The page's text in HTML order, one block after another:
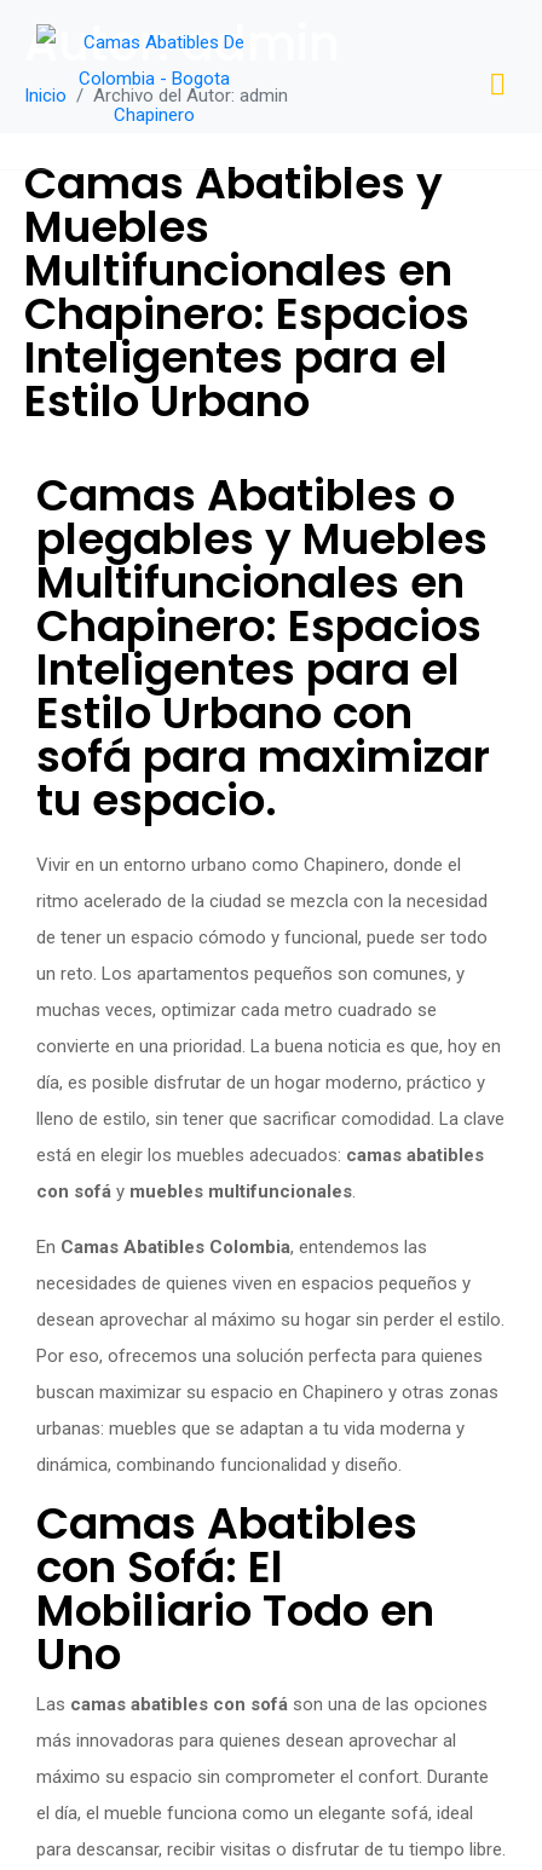
Autor:admin
Inicio Archivo del Autor: admin
Camas Abatibles y
Muebles
Multifuncionales en
Chapinero: Espacios
Inteligentes para el
Estilo Urbano
Camas Abatibles o
plegables y Muebles
Multifuncionales en
Chapinero: Espacios
Inteligentes para el
Estilo Urbano con
sofá para maximizar
tu espacio.
Vivir en un entorno urbano como Chapinero, donde el
ritmo acelerado de la ciudad se mezcla con la necesidad
de tener un espacio cómodo y funcional, puede ser todo
un reto. Los apartamentos pequeños son comunes, y
muchas veces, optimizar cada metro cuadrado se
convierte en una prioridad. La buena noticia es que, hoy en
día, es posible disfrutar de un hogar moderno, práctico y
lleno de estilo, sin tener que sacrificar comodidad. La clave
está en elegir los muebles adecuados: camas abatibles
con sofá y muebles multifuncionales.
En Camas Abatibles Colombia, entendemos las
necesidades de quienes viven en espacios pequeños y
desean aprovechar al máximo su hogar sin perder el estilo.
Por eso, ofrecemos una solución perfecta para quienes
buscan maximizar su espacio en Chapinero y otras zonas
urbanas: muebles que se adaptan a tu vida moderna y
dinámica, combinando funcionalidad y diseño.
Camas Abatibles
con Sofá: El
Mobiliario Todo en
Uno
Las camas abatibles con sofá son una de las opciones
más innovadoras para quienes desean aprovechar al
máximo su espacio sin comprometer el confort. Durante
el día, el mueble funciona como un elegante sofá, ideal
para descansar, recibir visitas o disfrutar de tu tiempo libre.